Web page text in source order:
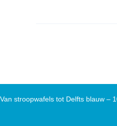
Van stroopwafels tot Delfts blauw –